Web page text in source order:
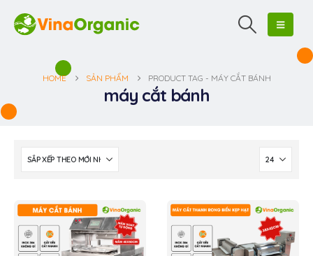
HOME SẢN PHẨM PRODUCT TAG - MÁY CẮT BÁNH
máy cắt bánh